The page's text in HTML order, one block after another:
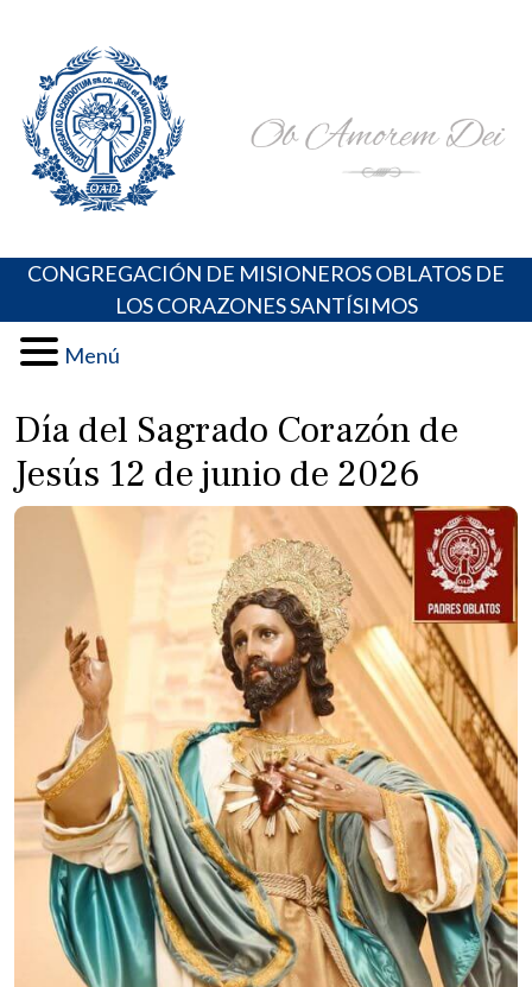
content
Portal de los Padres Oblatos. Advocaciones Marianas,
Oraciones, Música religiosa y más
CONGREGACIÓN DE MISIONEROS OBLATOS DE
LOS CORAZONES SANTÍSIMOS
Menú
Día del Sagrado Corazón de
Jesús 12 de junio de 2026